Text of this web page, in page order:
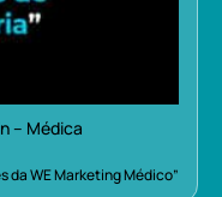
– Médica
da WE Marketing Médico”